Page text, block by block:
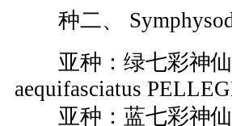
种二、
亚种：绿七彩神仙
aequifasciatus
亚种：蓝七彩神仙